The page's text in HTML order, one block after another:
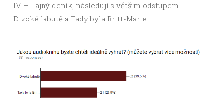
IV. – Tajný deník, následují s větším odstupem
Divoké labutě a Tady byla Britt-Marie.